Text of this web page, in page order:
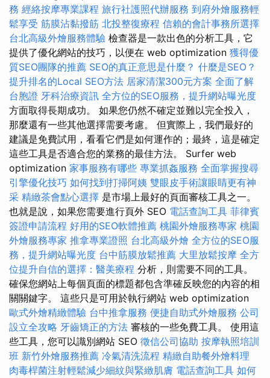
務 經絡按摩專業課程 旅行社護照代辦服務 到府外燴服務輕
鬆享受 筋膜沾黏撥筋 北投整復療程 信賴的會計事務所選擇
台北高級外燴服務體驗 檢查器是一款出色的分析工具，它
提供了優化網站的技巧，以便在 web optimization 獲得優
質SEO團隊的推薦 SEO的真正意思是什麼？ 什麼是SEO？
提升排名的Local SEO方法 居家清潔300元方案 全面了解
台胞證 牙科治療資訊 全方位的SEO服務，提升網站曝光度
方面取得長期成功。 如果您仍然不確定並難以完全投入，
那麼還有一些其他選擇需要考慮。 但實際上，我們最好的
建議是免費試用，看看它們是如何運作的；最終，這是確定
這些工具是否適合您的業務的最佳方法。 Surfer web
optimization 家事服務有哪些 專業抓姦服務 全面掌握搜尋
引擎優化技巧 如何找到打掃阿姨 雙眼皮手術讓眼睛更有神
采 精緻茶會點心選擇 是市場上最好的頁面審核工具之一。
也就是說，如果您需要進行頁外 SEO 電話查詢工具 菲律賓
簽證申請流程 好用的SEO軟體推薦 桃園外燴服務專家 桃園
外燴服務專家 推拿專業證照 台北高級外燴 全方位的SEO服
務，提升網站曝光度 台中筋膜放鬆推薦 大里放鬆按摩 全方
位提升自信的選擇：醫美療程 分析，則需要不同的工具。
確保您網站上每個頁面的標題都包含準確反映您的內容的相
關關鍵字。 這些只是可用於執行網站 web optimization
歐式外燴精緻體驗 台中推拿服務 便捷自助式外燴服務 公司
設立全攻略 牙齒矯正的方法 審核的一些免費工具。 使用這
些工具，您可以識別網站 SEO 徵信公司協助 按摩執照培訓
班 新竹外燴服務推薦 冷氣清洗流程 精緻自助餐外燴料理
肉毒桿菌注射輕鬆減少細紋與緊緻肌膚 電話查詢工具 如何